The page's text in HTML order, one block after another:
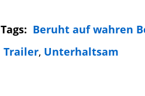
Tags: Beruht auf wahren
Trailer, Unterhaltsam